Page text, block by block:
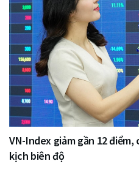
VN-Index giảm gần 12
kịch biên độ